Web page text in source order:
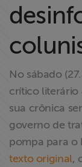
dos
Notícias
Associe-se
Doe para
No sábado
crítico literário
sua crônica
governo de
pompa para o
texto original,